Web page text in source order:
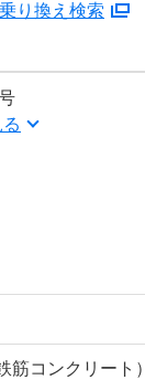
乗り換え検索
筋コンクリート）